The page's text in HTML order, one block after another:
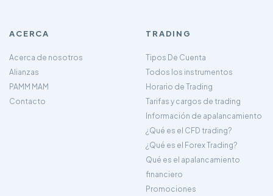
ACERCA
Acerca de nosotros
Alianzas
PAMM MAM
Contacto
TRADING
Tipos De Cuenta
Todos los instrumentos
Horario de Trading
Tarifas y cargos de trading
Información de apalancamiento
¿Qué es el CFD trading?
¿Qué es el Forex Trading?
Qué es el apalancamiento
financiero
Promociones